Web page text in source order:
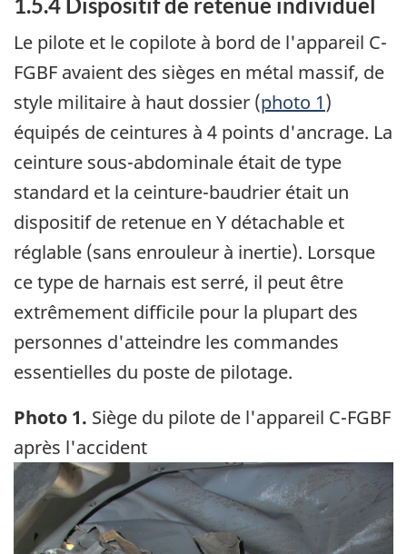
Le pilote et le copilote à bord de l'appareil C-
FGBF avaient des sièges en métal massif, de
style militaire à haut dossier (photo 1)
équipés de ceintures à 4 points d'ancrage. La
ceinture sous-abdominale était de type
standard et la ceinture-baudrier était un
dispositif de retenue en Y détachable et
réglable (sans enrouleur à inertie). Lorsque
ce type de harnais est serré, il peut être
extrêmement difficile pour la plupart des
personnes d'atteindre les commandes
essentielles du poste de pilotage.
Photo 1. Siège du pilote de l'appareil C-FGBF
après l'accident
Image